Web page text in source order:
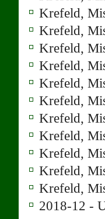
Krefeld,
Krefeld,
Krefeld,
Krefeld,
Krefeld,
Krefeld,
Krefeld,
Krefeld,
Krefeld,
Krefeld,
Krefeld,
2018-12 -